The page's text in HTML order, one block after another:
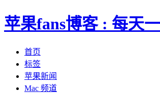
苹果fans博客 : 每天
首页
标签
苹果新闻
Mac 频道